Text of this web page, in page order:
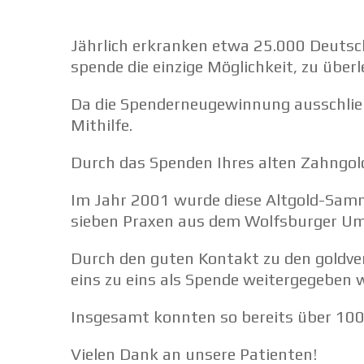
Aktion
„Wolfsburg
hilft“
Jährlich erkranken etwa 25.000
spende die einzige Möglich­keit, zu
Da die Spender­neu­ge­win­nung
Mithilfe.
Durch das Spenden Ihres alten
Im Jahr 2001 wurde diese Altgold-
sieben Praxen aus dem Wolfs­burger
Durch den guten Kontakt zu den
eins zu eins als Spende weiter­ge­geben
Insgesamt konnten so bereits über
Vielen Dank an unsere Patienten!